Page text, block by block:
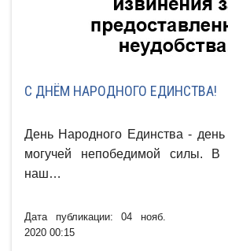
С ДНЁМ НАРОДНОГО ЕДИНСТВА!
День Народного Единства - день
могучей непобедимой силы. В
наш…
Дата публикации: 04 нояб.
2020 00:15